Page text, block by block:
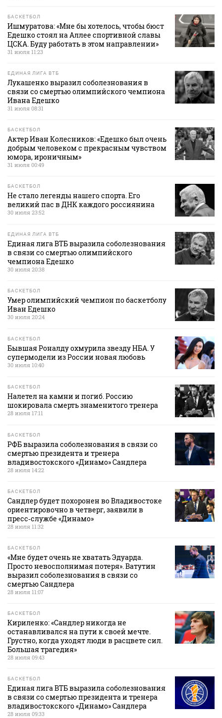
БАСКЕТБОЛ
Ишмуратова: «Мне бы хотелось, чтобы бюст
Едешко стоял на Аллее спортивной славы
ЦСКА. Буду работать в этом направлении»
31 июля 11:23
ЕДИНАЯ ЛИГА ВТБ
Лукашенко выразил соболезнования в
связи со смертью олимпийского чемпиона
Ивана Едешко
31 июля 08:31
БАСКЕТБОЛ
Актер Иван Колесников: «Едешко был очень
добрым человеком с прекрасным чувством
юмора, ироничным»
31 июля 00:49
БАСКЕТБОЛ
Не стало легенды нашего спорта. Его
великий пас в ДНК каждого россиянина
30 июля 23:52
ЕДИНАЯ ЛИГА ВТБ
Единая лига ВТБ выразила соболезнования
в связи со смертью олимпийского
чемпиона Едешко
30 июля 20:38
БАСКЕТБОЛ
Умер олимпийский чемпион по баскетболу
Иван Едешко
30 июля 20:24
БАСКЕТБОЛ
Бывшая Роналду охмурила звезду НБА. У
супермодели из России новая любовь
30 июля 10:40
БАСКЕТБОЛ
Налетел на камни и погиб. Россию
шокировала смерть знаменитого тренера
28 июля 17:11
БАСКЕТБОЛ
РФБ выразила соболезнования в связи со
смертью президента и тренера
владивостокского «Динамо» Сандлера
28 июля 14:22
БАСКЕТБОЛ
Сандлер будет похоронен во Владивостоке
ориентировочно в четверг, заявили в
пресс‑службе «Динамо»
28 июля 11:32
БАСКЕТБОЛ
«Мне будет очень не хватать Эдуарда.
Просто невосполнимая потеря». Ватутин
выразил соболезнования в связи со
смертью Сандлера
28 июля 11:07
БАСКЕТБОЛ
Кириленко: «Сандлер никогда не
останавливался на пути к своей мечте.
Грустно, когда уходят люди в расцвете сил.
Большая трагедия»
28 июля 09:43
БАСКЕТБОЛ
Единая лига ВТБ выразила соболезнования
в связи со смертью президента и тренера
владивостокского «Динамо» Сандлера
28 июля 09:33